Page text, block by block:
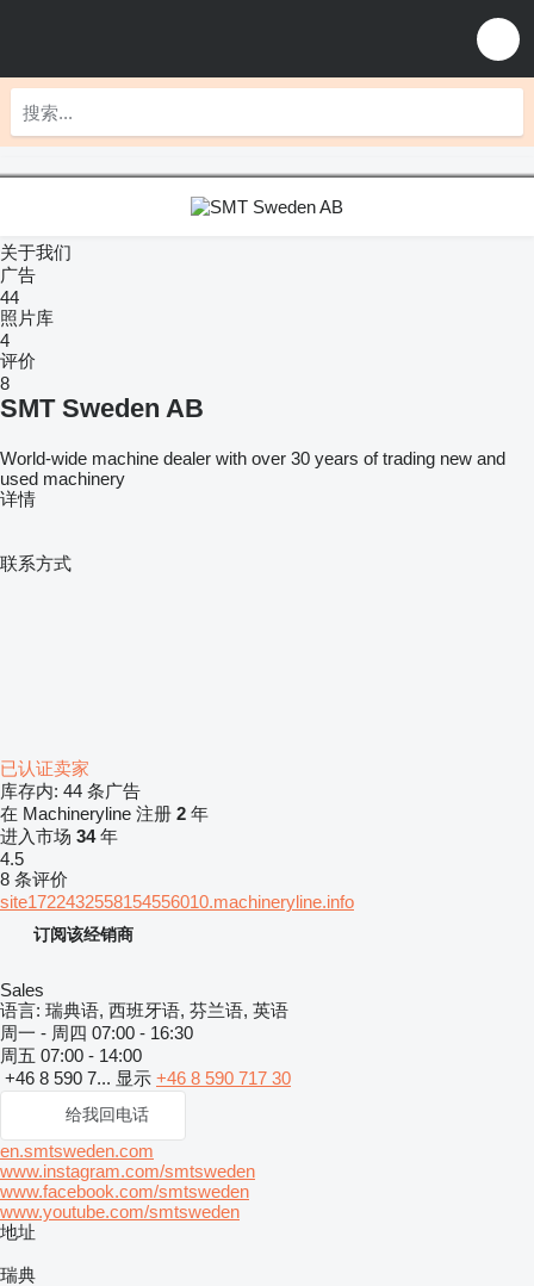
关于我们
广告
44
照片库
4
评价
8
SMT Sweden AB
World-wide machine dealer with over 30 years of trading new and
used machinery
详情
联系方式
已认证卖家
库存内: 44 条广告
在 Machineryline 注册 2 年
进入市场 34年
4.5
8 条评价
site1722432558154556010.machineryline.info
订阅该经销商
Sales
语言: 瑞典语, 西班牙语, 芬兰语, 英语
周一 - 周四 07:00 - 16:30
周五 07:00 - 14:00
+46 8 590 7... 显示 +46 8 590 717 30
给我回电话
en.smtsweden.com
www.instagram.com/smtsweden
www.facebook.com/smtsweden
www.youtube.com/smtsweden
地址
瑞典